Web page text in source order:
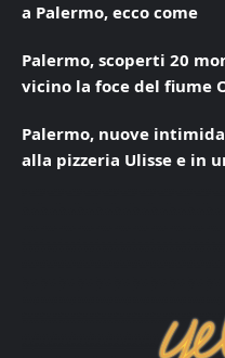
a Palermo, ecco come
Palermo, scoperti 20
vicino la foce del fiume
Palermo, nuove
alla pizzeria Ulisse e in